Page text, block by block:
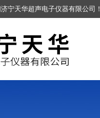
宁天华超声电子仪器有限公司！